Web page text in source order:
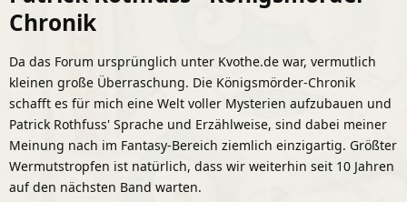
Chronik
Da das Forum ursprünglich unter Kvothe.de war, vermutlich
kleinen große Überraschung. Die Königsmörder-Chronik
schafft es für mich eine Welt voller Mysterien aufzubauen und
Patrick Rothfuss' Sprache und Erzählweise, sind dabei meiner
Meinung nach im Fantasy-Bereich ziemlich einzigartig. Größter
Wermutstropfen ist natürlich, dass wir weiterhin seit 10 Jahren
auf den nächsten Band warten.